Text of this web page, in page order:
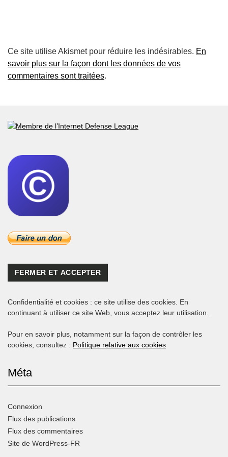
Ce site utilise Akismet pour réduire les indésirables. En
savoir plus sur la façon dont les données de vos
commentaires sont traitées.
Confidentialité et cookies : ce site utilise des cookies. En
continuant à utiliser ce site Web, vous acceptez leur utilisation.
Pour en savoir plus, notamment sur la façon de contrôler les
cookies, consultez : Politique relative aux cookies
Méta
Connexion
Flux des publications
Flux des commentaires
Site de WordPress-FR